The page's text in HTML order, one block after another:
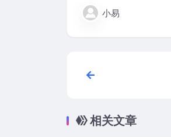
小易
相关文章